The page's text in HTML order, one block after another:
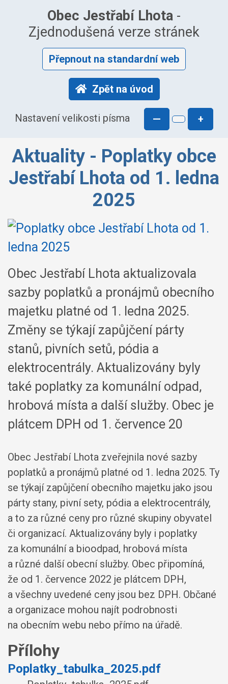
Obec Jestřabí Lhota -
Zjednodušená verze stránek
Přepnout na standardní web
Zpět na úvod
Nastavení velikosti písma — +
Aktuality - Poplatky obce
Jestřabí Lhota od 1. ledna
2025
Obec Jestřabí Lhota aktualizovala
sazby poplatků a pronájmů obecního
majetku platné od 1. ledna 2025.
Změny se týkají zapůjčení párty
stanů, pivních setů, pódia a
elektrocentrály. Aktualizovány byly
také poplatky za komunální odpad,
hrobová místa a další služby. Obec je
plátcem DPH od 1. července 20
Obec Jestřabí Lhota zveřejnila nové sazby
poplatků a pronájmů platné od 1. ledna 2025. Ty
se týkají zapůjčení obecního majetku jako jsou
párty stany, pivní sety, pódia a elektrocentrály,
a to za různé ceny pro různé skupiny obyvatel
či organizací. Aktualizovány byly i poplatky
za komunální a bioodpad, hrobová místa
a různé další obecní služby. Obec připomíná,
že od 1. července 2022 je plátcem DPH,
a všechny uvedené ceny jsou bez DPH. Občané
a organizace mohou najít podrobnosti
na obecním webu nebo přímo na úřadě.
Přílohy
Poplatky_tabulka_2025.pdf